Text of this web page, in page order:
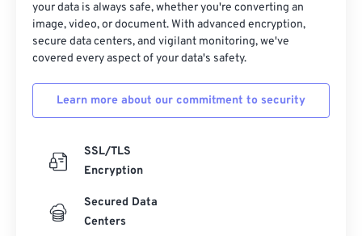
your data is always safe, whether you're converting an
image, video, or document. With advanced encryption,
secure data centers, and vigilant monitoring, we've
covered every aspect of your data's safety.
Learn more about our commitment to security
SSL/TLS
Encryption
Secured Data
Centers